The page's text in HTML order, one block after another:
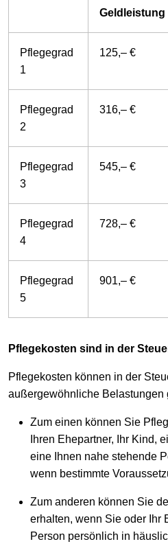
Geldleistung
Pflegegrad
1
125,– €
Pflegegrad
2
316,– €
Pflegegrad
3
545,– €
Pflegegrad
4
728,– €
Pflegegrad
5
901,– €
Pflegekosten sind in der
Pflegekosten können in der
außergewöhnliche Belastungen
Zum einen können Sie
Ihren Ehepartner, Ihr Kind,
eine Ihnen nahe stehende
wenn bestimmte
Zum anderen können Sie
erhalten, wenn Sie oder Ihr
Person persönlich in